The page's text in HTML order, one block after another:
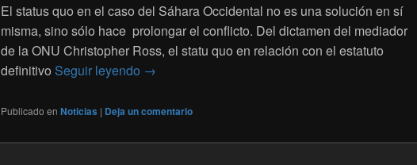
El status quo en el caso del Sáhara Occidental no es una solución en sí
misma, sino sólo hace prolongar el conflicto. Del dictamen del mediador
de la ONU Christopher Ross, el statu quo en relación con el estatuto
definitivo Seguir leyendo ¿Quién se beneficia del statu quo en el caso
→
Publicado en Noticias | Deja un comentario